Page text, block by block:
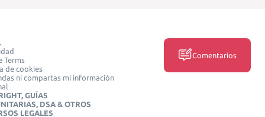
Terms
de cookies
ni compartas mi información
GUÍAS
DSA & OTROS
LEGALES
Comentarios